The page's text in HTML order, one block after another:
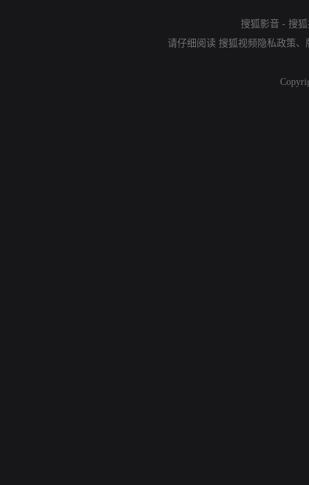
搜狐影音 - 搜
请仔细阅读 搜狐视频隐私政策、